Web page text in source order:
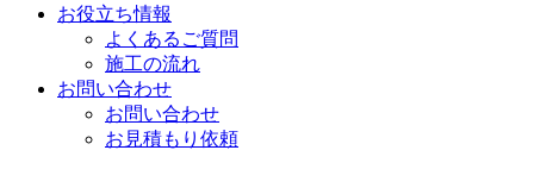
お役立ち情報
よくあるご質問
施工の流れ
お問い合わせ
お問い合わせ
お見積もり依頼